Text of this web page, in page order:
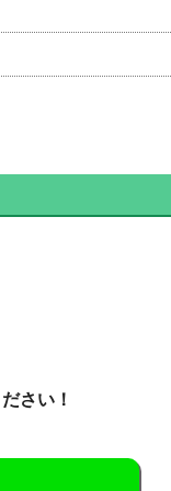
さい！